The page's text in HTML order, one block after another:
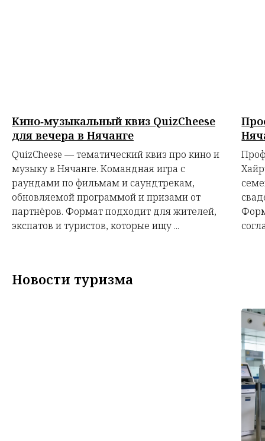
Кино‑музыкальный квиз QuizCheese
для вечера в Нячанге
QuizCheese — тематический квиз про кино и
музыку в Нячанге. Командная игра с
раундами по фильмам и саундтрекам,
обновляемой программой и призами от
партнёров. Формат подходит для жителей,
экспатов и туристов, которые ищу ...
Новости туризма